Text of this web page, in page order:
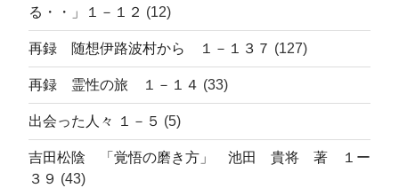
る・・」１－１２ (12)
再録 随想伊路波村から １－１３７ (127)
再録 霊性の旅 １－１４ (33)
出会った人々 １－５ (5)
吉田松陰 「覚悟の磨き方」 池田 貴将 著 １ー
３９ (43)